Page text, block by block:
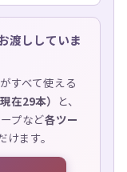
渡ししていま
すべて使える
在29本） と、
プなど各ツー
ます。